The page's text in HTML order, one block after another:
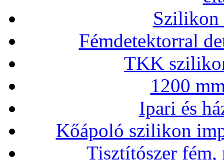
Szilikon
Fémdetektorral
TKK
1200
Ipari és
Kőápoló szilikon
Tisztítószer